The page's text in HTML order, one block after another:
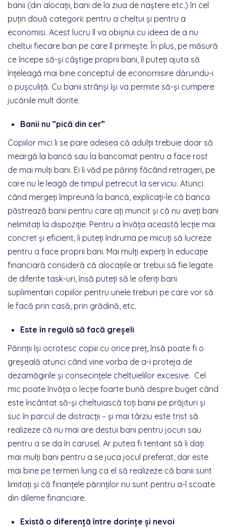
banii (din alocații, bani de la ziua de naștere etc.) în cel
puțin două categorii: pentru a cheltui și pentru a
economisi. Acest lucru îl va obișnui cu ideea de a nu
cheltui fiecare ban pe care îl primește. În plus, pe măsură
ce începe să-și câștige proprii bani, îl puteți ajuta să
înțeleagă mai bine conceptul de economisire dăruindu-i
o pușculiță. Cu banii strânși își va permite să-și cumpere
jucăriile mult dorite.
Banii nu ”pică din cer”
Copiilor mici li se pare adesea că adulții trebuie doar să
meargă la bancă sau la bancomat pentru a face rost
de mai mulți bani. Ei îi văd pe părinți făcând retrageri, pe
care nu le leagă de timpul petrecut la serviciu. Atunci
când mergeți împreună la bancă, explicați-le că banca
păstrează banii pentru care ați muncit și că nu aveți bani
nelimitați la dispoziție. Pentru a învăța această lecție mai
concret și eficient, îi puteți îndruma pe micuți să lucreze
pentru a face proprii bani. Mai mulți experți în educație
financiară consideră că alocațiile ar trebui să fie legate
de diferite task-uri, însă puteți să le oferiți bani
suplimentari copiilor pentru unele treburi pe care vor să
le facă prin casă, prin grădină, etc.
Este în regulă să facă greșeli
Părinții își ocrotesc copiii cu orice preț, însă poate fi o
greșeală atunci când vine vorba de a-i proteja de
dezamăgirile și consecințele cheltuielilor excesive. Cel
mic poate învăța o lecție foarte bună despre buget când
este încântat să-și cheltuiască toți banii pe prăjituri și
suc în parcul de distracții – și mai târziu este trist să
realizeze că nu mai are destui bani pentru jocuri sau
pentru a se da în carusel. Ar putea fi tentant să îi dați
mai mulți bani pentru a se juca jocul preferat, dar este
mai bine pe termen lung ca el să realizeze că banii sunt
limitați și că finanțele părinților nu sunt pentru a-l scoate
din dileme financiare.
Există o diferență între dorințe și nevoi